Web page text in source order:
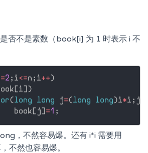
否不是素数（book[i] 为 1 时表示 i 不
=2 ; i<=n ; i++)
[i] )
(long long j=(long long)i*i ; j
book
[ j] =1 ;
，不然容易爆。还有 i*i 需要用
不然也容易爆。